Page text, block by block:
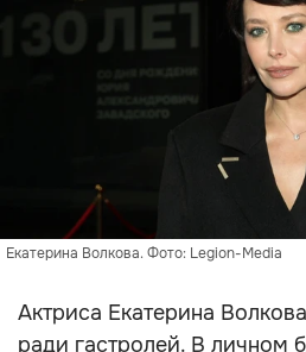
Екатерина Волкова. Фото: Legion-Media
Актриса Екатерина
ради гастролей. В личном